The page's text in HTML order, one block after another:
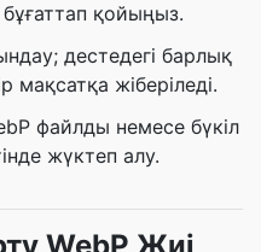
бұғаттап қойыңыз.
дестедегі барлық
мақсатқа жіберіледі.
файлды немесе бүкіл
жүктеп алу.